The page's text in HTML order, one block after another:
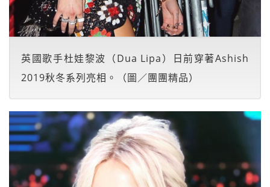
英國歌手杜娃黎波（Dua Lipa）日前穿著Ashish
2019秋冬系列亮相。（圖／團團精品）